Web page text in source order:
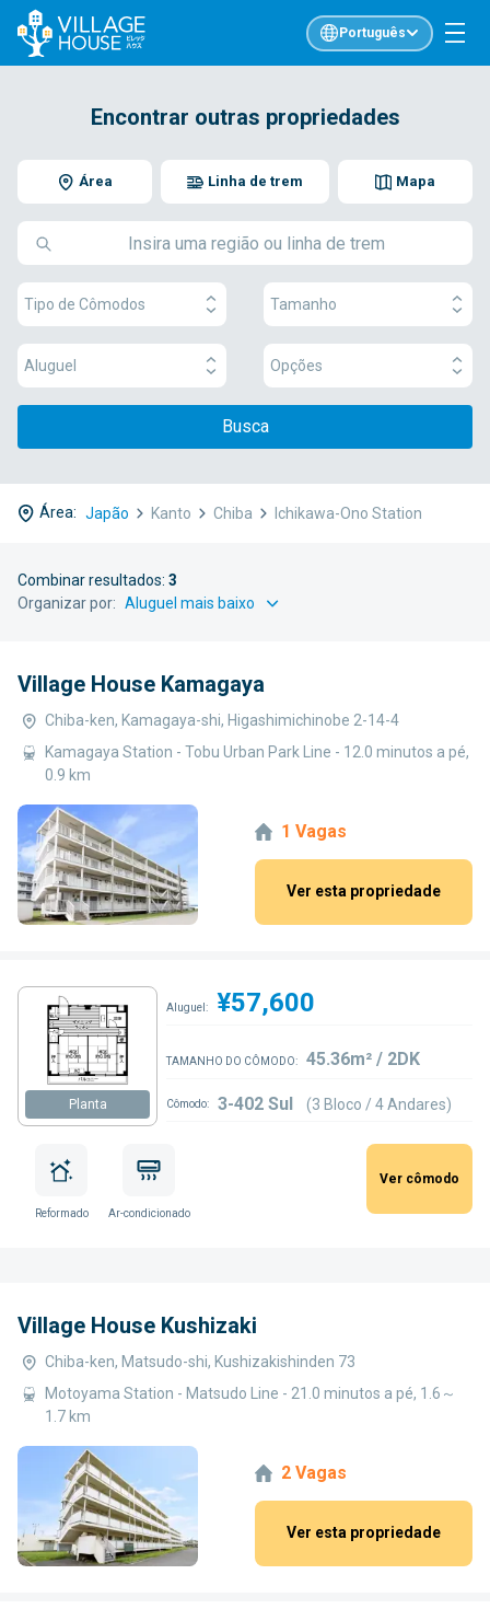
Português
Encontrar outras propriedades
Área Mapa
Linha de trem
Tipo de Cômodos Tamanho
Aluguel Opções
Busca
Área: Japão Kanto Chiba Ichikawa-Ono Station
Combinar resultados: 3
Organizar por:
Village House Kamagaya
Chiba-ken, Kamagaya-shi, Higashimichinobe 2-14-4
Kamagaya Station - Tobu Urban Park Line - 12.0 minutos a pé,
0.9 km
1 Vagas
Ver esta propriedade
Planta
Aluguel: ¥57,600
TAMANHO DO CÔMODO: 45.36m² / 2DK
Cômodo: 3-402 Sul (3 Bloco / 4 Andares)
Reformado Ar-condicionado
Ver cômodo
Village House Kushizaki
Chiba-ken, Matsudo-shi, Kushizakishinden 73
Motoyama Station - Matsudo Line - 21.0 minutos a pé, 1.6～
1.7 km
2 Vagas
Ver esta propriedade